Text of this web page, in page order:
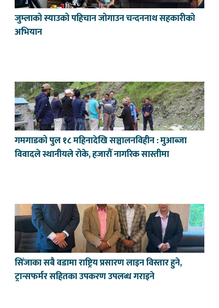
जुम्लाको स्याउको पहिचान जोगाउन चन्दननाथ सहकारीको
अभियान
गमगाडको पुल १८ महिनादेखि सञ्चालनविहीन : मुआब्जा
विवादले स्थानीयले रोके, हजारौँ नागरिक सास्तीमा
सिँजाका सबै वडामा राष्ट्रिय प्रसारण लाइन विस्तार हुने,
ट्रान्सफर्मर सहितका उपकरण उपलब्ध गराइने